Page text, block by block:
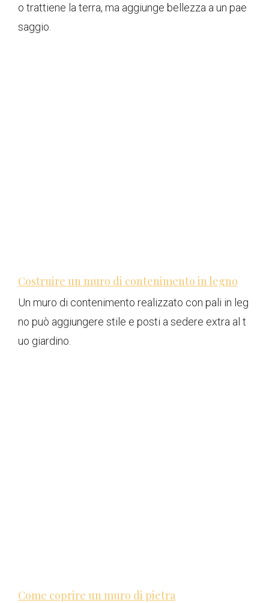
o trattiene la terra, ma aggiunge bellezza a un pae
saggio.
Costruire un muro di contenimento in legno
Un muro di contenimento realizzato con pali in leg
no può aggiungere stile e posti a sedere extra al t
uo giardino.
Come coprire un muro di pietra